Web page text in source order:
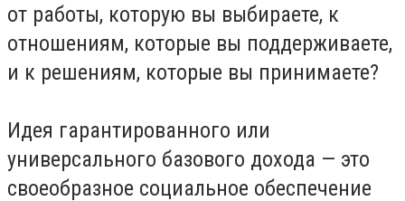
от работы, которую вы выбираете, к
отношениям, которые вы поддерживаете,
и к решениям, которые вы принимаете?
Идея гарантированного или
универсального базового дохода — это
своеобразное социальное обеспечение